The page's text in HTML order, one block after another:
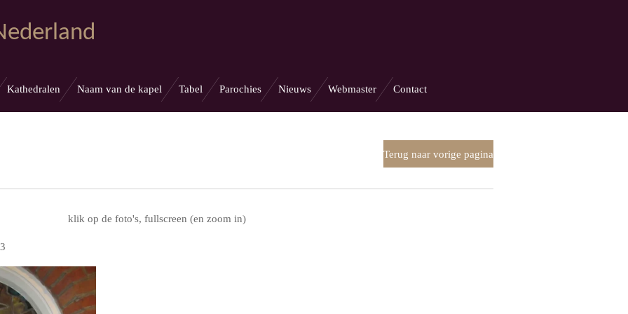
Kathedralen Naam van de kapel Tabel Parochies Nieuws Webmaster Contact
Terug naar vorige pagina
klik op de foto's, fullscreen (en zoom in)